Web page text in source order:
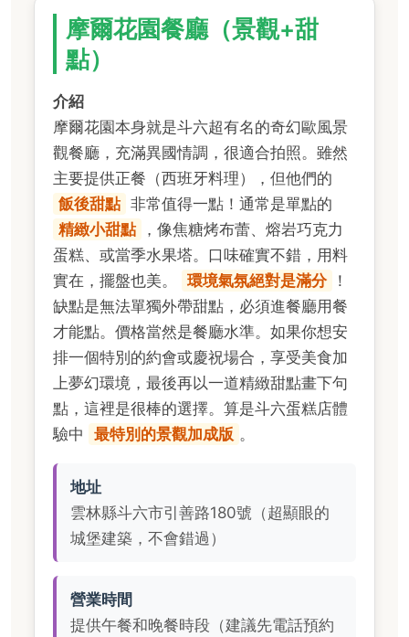
摩爾花園餐廳（景觀+甜
點）
介紹
摩爾花園本身就是斗六超有名的奇幻歐風景
觀餐廳，充滿異國情調，很適合拍照。雖然
主要提供正餐（西班牙料理），但他們的
飯後甜點 非常值得一點！通常是單點的
精緻小甜點
，像焦糖烤布蕾、熔岩巧克力
蛋糕、或當季水果塔。口味確實不錯，用料
實在，擺盤也美。
環境氣氛絕對是滿分
！
缺點是無法單獨外帶甜點，必須進餐廳用餐
才能點。價格當然是餐廳水準。如果你想安
排一個特別的約會或慶祝場合，享受美食加
上夢幻環境，最後再以一道精緻甜點畫下句
點，這裡是很棒的選擇。算是斗六蛋糕店體
驗中
最特別的景觀加成版 。
地址
雲林縣斗六市引善路180號（超顯眼的
城堡建築，不會錯過）
營業時間
提供午餐和晚餐時段（建議先電話預約